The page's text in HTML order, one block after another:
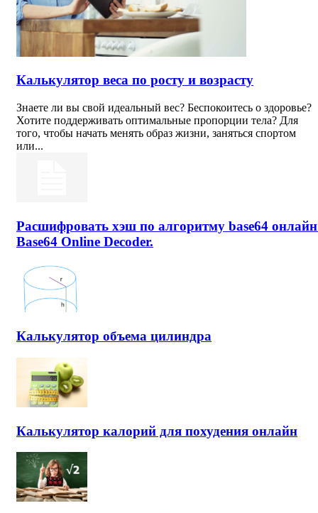
Калькулятор веса по росту и возрасту
Знаете ли вы свой идеальный вес? Беспокоитесь о здоровье?
Хотите поддерживать оптимальные пропорции тела? Для
того, чтобы начать менять образ жизни, заняться спортом
или...
Расшифровать хэш по алгоритму base64
Base64 Online Decoder.
Калькулятор объема цилиндра
Калькулятор калорий для похудения онлайн